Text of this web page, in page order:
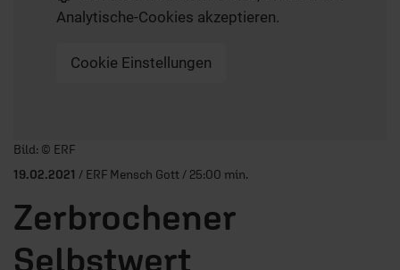
Analytische-Cookies akzeptieren.
Cookie Einstellungen
Player starten/anhalten
Bild: © ERF
19.02.2021 / ERF Mensch Gott / 25:00 min.
Zerbrochener
Selbstwert